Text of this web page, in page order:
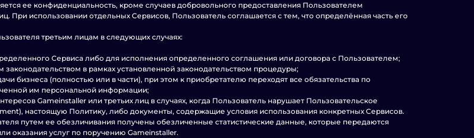
ее конфиденциальность, кроме случаев добровольного предоставления Пользователем
При использовании отдельных Сервисов, Пользователь соглашается с тем, что определённая часть его
третьим лицам в следующих случаях:
Сервиса либо для исполнения определенного соглашения или договора с Пользователем;
в рамках установленной законодательством процедуры;
бизнеса (полностью или в части), при этом к приобретателю переходят все обязательства по
им персональной информации;
Gameinstaller или третьих лиц в случаях, когда Пользователь нарушает Пользовательское
настоящую Политику, либо документы, содержащие условия использования конкретных Сервисов.
путем ее обезличивания получены обезличенные статистические данные, которые передаются
оказания услуг по поручению Gameinstaller.